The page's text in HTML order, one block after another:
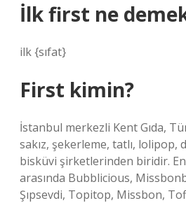
İlk first ne
ilk {sıfat}
First kimin?
İstanbul merkezli Kent Gıda,
sakız, şekerleme, tatlı, lolipop,
bisküvi şirketlerinden biridir.
arasında Bubblicious,
Şıpsevdi, Topitop, Missbon,